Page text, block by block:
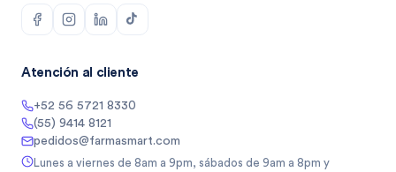
Atención al cliente
+52 56 5721 8330
(55) 9414 8121
pedidos@farmasmart.com
Lunes a viernes de 8am a 9pm, sábados de 9am a 8pm y